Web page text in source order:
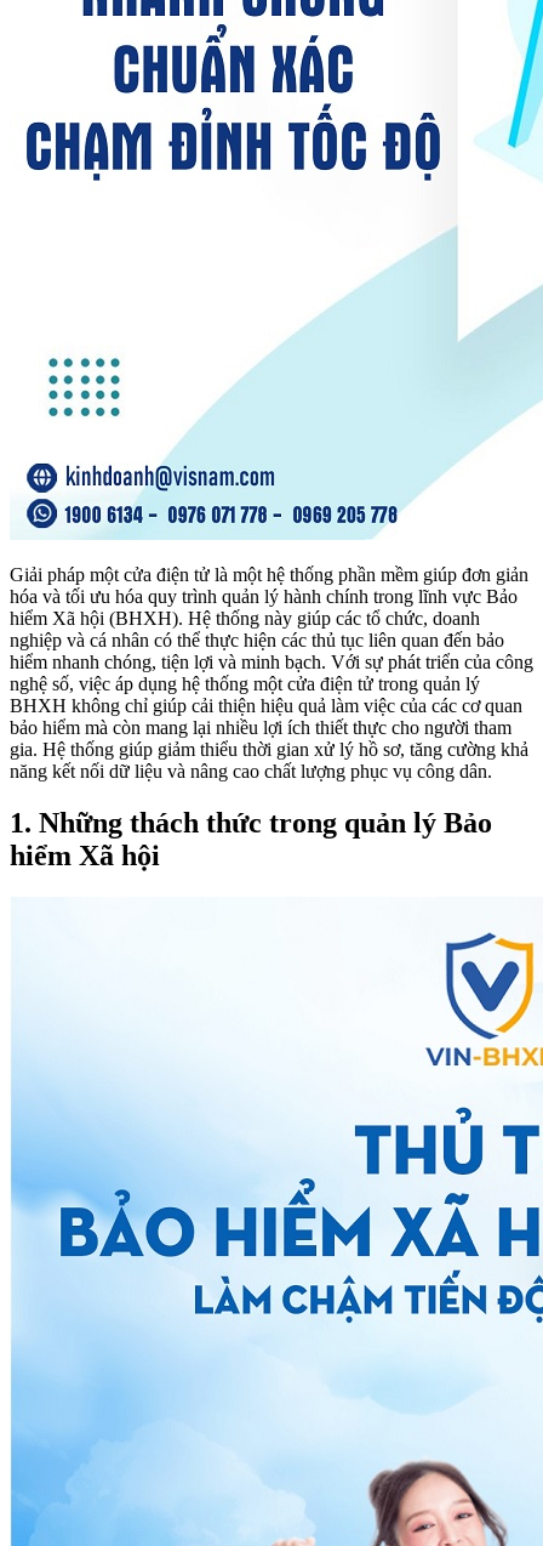
Giải pháp một cửa điện tử là một hệ thống phần mềm giúp đơn giản
hóa và tối ưu hóa quy trình quản lý hành chính trong lĩnh vực Bảo
hiểm Xã hội (BHXH). Hệ thống này giúp các tổ chức, doanh
nghiệp và cá nhân có thể thực hiện các thủ tục liên quan đến bảo
hiểm nhanh chóng, tiện lợi và minh bạch. Với sự phát triển của công
nghệ số, việc áp dụng hệ thống một cửa điện tử trong quản lý
BHXH không chỉ giúp cải thiện hiệu quả làm việc của các cơ quan
bảo hiểm mà còn mang lại nhiều lợi ích thiết thực cho người tham
gia. Hệ thống giúp giảm thiểu thời gian xử lý hồ sơ, tăng cường khả
năng kết nối dữ liệu và nâng cao chất lượng phục vụ công dân.
1. Những thách thức trong quản lý Bảo
hiểm Xã hội